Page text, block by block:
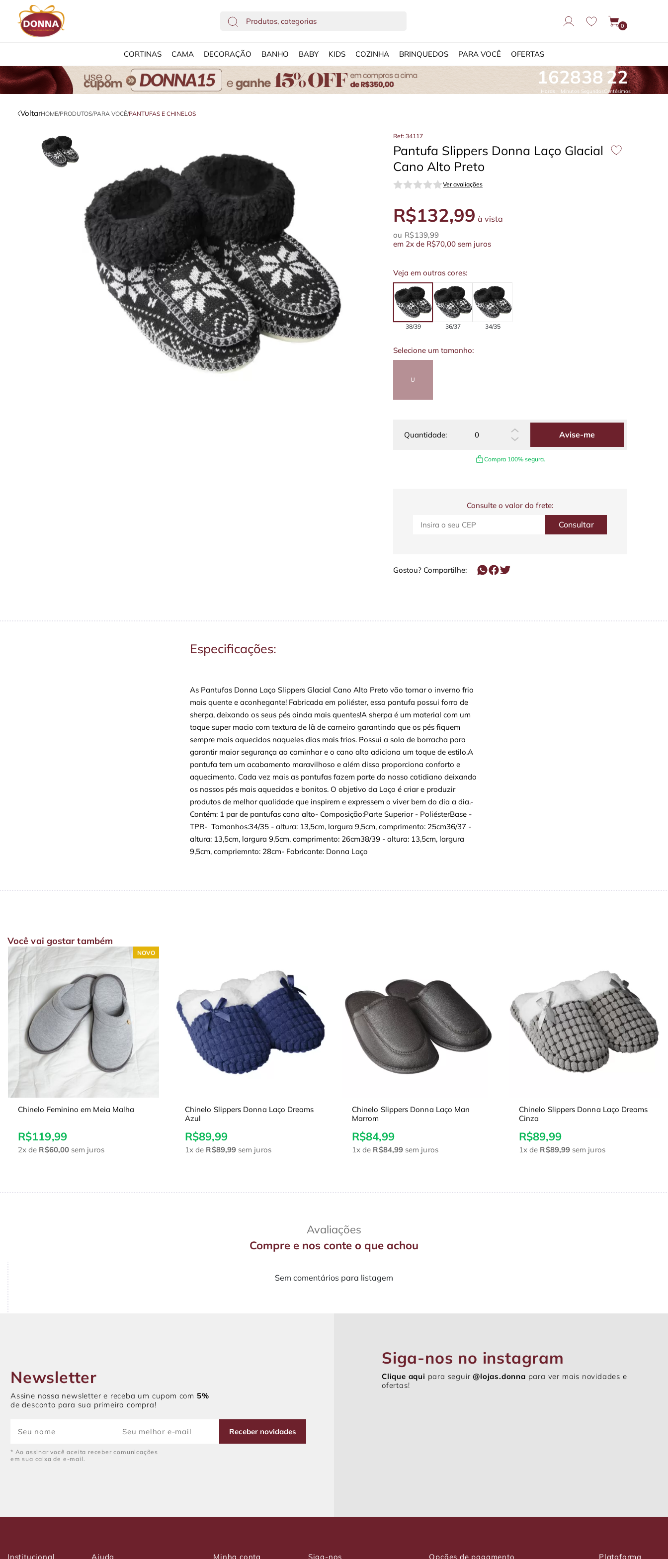
0
CORTINAS CAMA DECORAÇÃO BANHO BABY KIDS COZINHA BRINQUEDOS PARA VOCÊ OFERTAS
16
Horas
28
Minutos
37
Segundos
29
Centésimos
VoltarHOME/PRODUTOS/PARA VOCÊ/PANTUFAS E CHINELOS
Ref: 34117
Pantufa Slippers Donna Laço Glacial
Cano Alto Preto
Ver avaliações
R$132,99 à vista
R$139,99
em 2x de R$70,00 sem juros
Veja em outras cores:
38/39 36/37 34/35
Selecione um tamanho:
U
Quantidade: Avise-me
Compra 100% segura.
Consulte o valor do frete:
Gostou? Compartilhe:
Especificações:
As Pantufas Donna Laço Slippers Glacial Cano Alto Preto vão tornar o inverno frio
mais quente e aconhegante! Fabricada em poliéster, essa pantufa possui forro de
sherpa, deixando os seus pés ainda mais quentes!A sherpa é um material com um
toque super macio com textura de lã de carneiro garantindo que os pés fiquem
sempre mais aquecidos naqueles dias mais frios. Possui a sola de borracha para
garantir maior segurança ao caminhar e o cano alto adiciona um toque de estilo.A
pantufa tem um acabamento maravilhoso e além disso proporciona conforto e
aquecimento. Cada vez mais as pantufas fazem parte do nosso cotidiano deixando
os nossos pés mais aquecidos e bonitos. O objetivo da Laço é criar e produzir
produtos de melhor qualidade que inspirem e expressem o viver bem do dia a dia.-
Contém: 1 par de pantufas cano alto- Composição:Parte Superior - PoliésterBase -
TPR- Tamanhos:34/35 - altura: 13,5cm, largura 9,5cm, comprimento: 25cm36/37 -
altura: 13,5cm, largura 9,5cm, comprimento: 26cm38/39 - altura: 13,5cm, largura
9,5cm, compriemnto: 28cm- Fabricante: Donna Laço
Você vai gostar também
NOVO
Chinelo Feminino em Meia Malha
R$119,99
2x de R$60,00 sem juros
Chinelo Slippers Donna Laço Dreams
Azul
R$89,99
1x de R$89,99 sem juros
Chinelo Slippers Donna Laço Man
Marrom
R$84,99
1x de R$84,99 sem juros
Chinelo Slippers Donna Laço Dreams
Cinza
R$89,99
1x de R$89,99 sem juros
Avaliações
Compre e nos conte o que achou
Sem comentários para listagem
Newsletter
Assine nossa newsletter e receba um cupom com 5%
de desconto para sua primeira compra!
Receber novidades
* Ao assinar você aceita receber comunicações
em sua caixa de e-mail.
Siga-nos no instagram
Clique aqui para seguir@lojas.donna para ver mais novidades e
ofertas!
Institucional Ajuda Minha conta Siga-nos Opções de pagamento Plataforma